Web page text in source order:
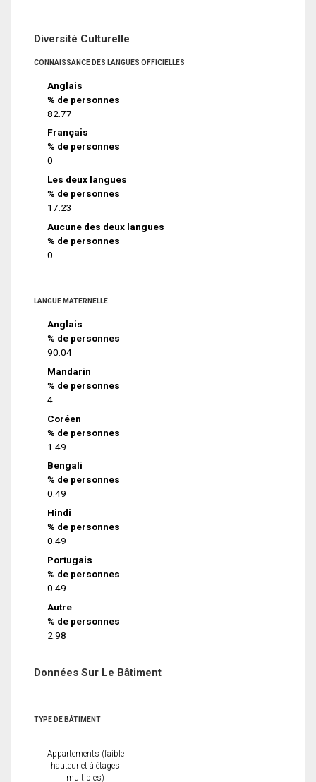
Diversité Culturelle
CONNAISSANCE DES LANGUES OFFICIELLES
Anglais
% de personnes
82.77
Français
% de personnes
0
Les deux langues
% de personnes
17.23
Aucune des deux langues
% de personnes
0
LANGUE MATERNELLE
Anglais
% de personnes
90.04
Mandarin
% de personnes
4
Coréen
% de personnes
1.49
Bengali
% de personnes
0.49
Hindi
% de personnes
0.49
Portugais
% de personnes
0.49
Autre
% de personnes
2.98
Données Sur Le Bâtiment
TYPE DE BÂTIMENT
Appartements (faible
hauteur et à étages
multiples)